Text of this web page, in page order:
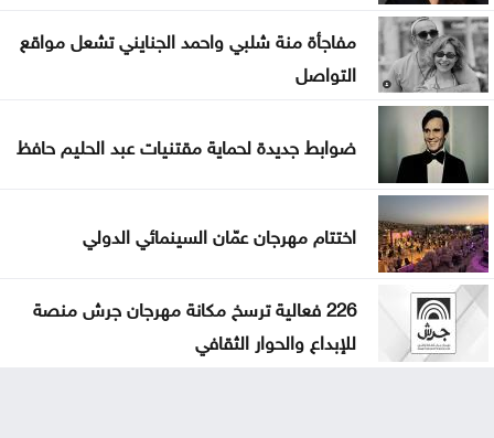
مفاجأة منة شلبي واحمد الجنايني تشعل مواقع
التواصل
ضوابط جديدة لحماية مقتنيات عبد الحليم حافظ
اختتام مهرجان عمّان السينمائي الدولي
226 فعالية ترسخ مكانة مهرجان جرش منصة
للإبداع والحوار الثقافي